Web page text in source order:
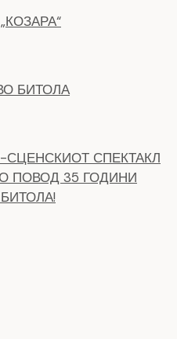
ПОВОД 35 ГОДИНИ